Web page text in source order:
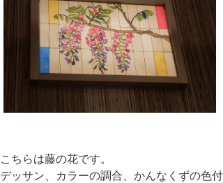
こちらは藤の花です。
デッサン、カラーの調合、かんなくずの色付